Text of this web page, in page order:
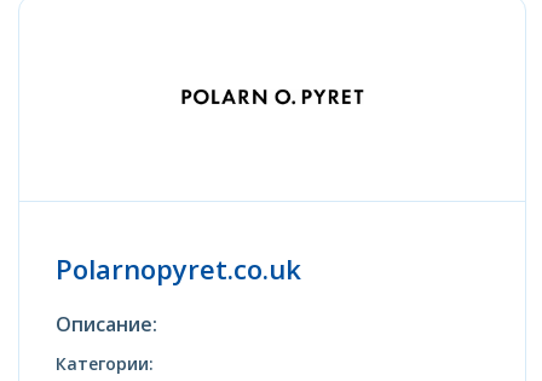
Polarnopyret.co.uk
Описание:
Категории: